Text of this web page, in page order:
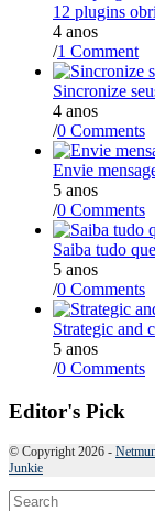
12 plugins
4 anos
/1 Comment
Sincronize
4 anos
/0 Comments
Envie
5 anos
/0 Comments
Saiba tudo
5 anos
/0 Comments
Strategic and
5 anos
/0 Comments
Editor's Pick
© Copyright 2026 -
Junkie